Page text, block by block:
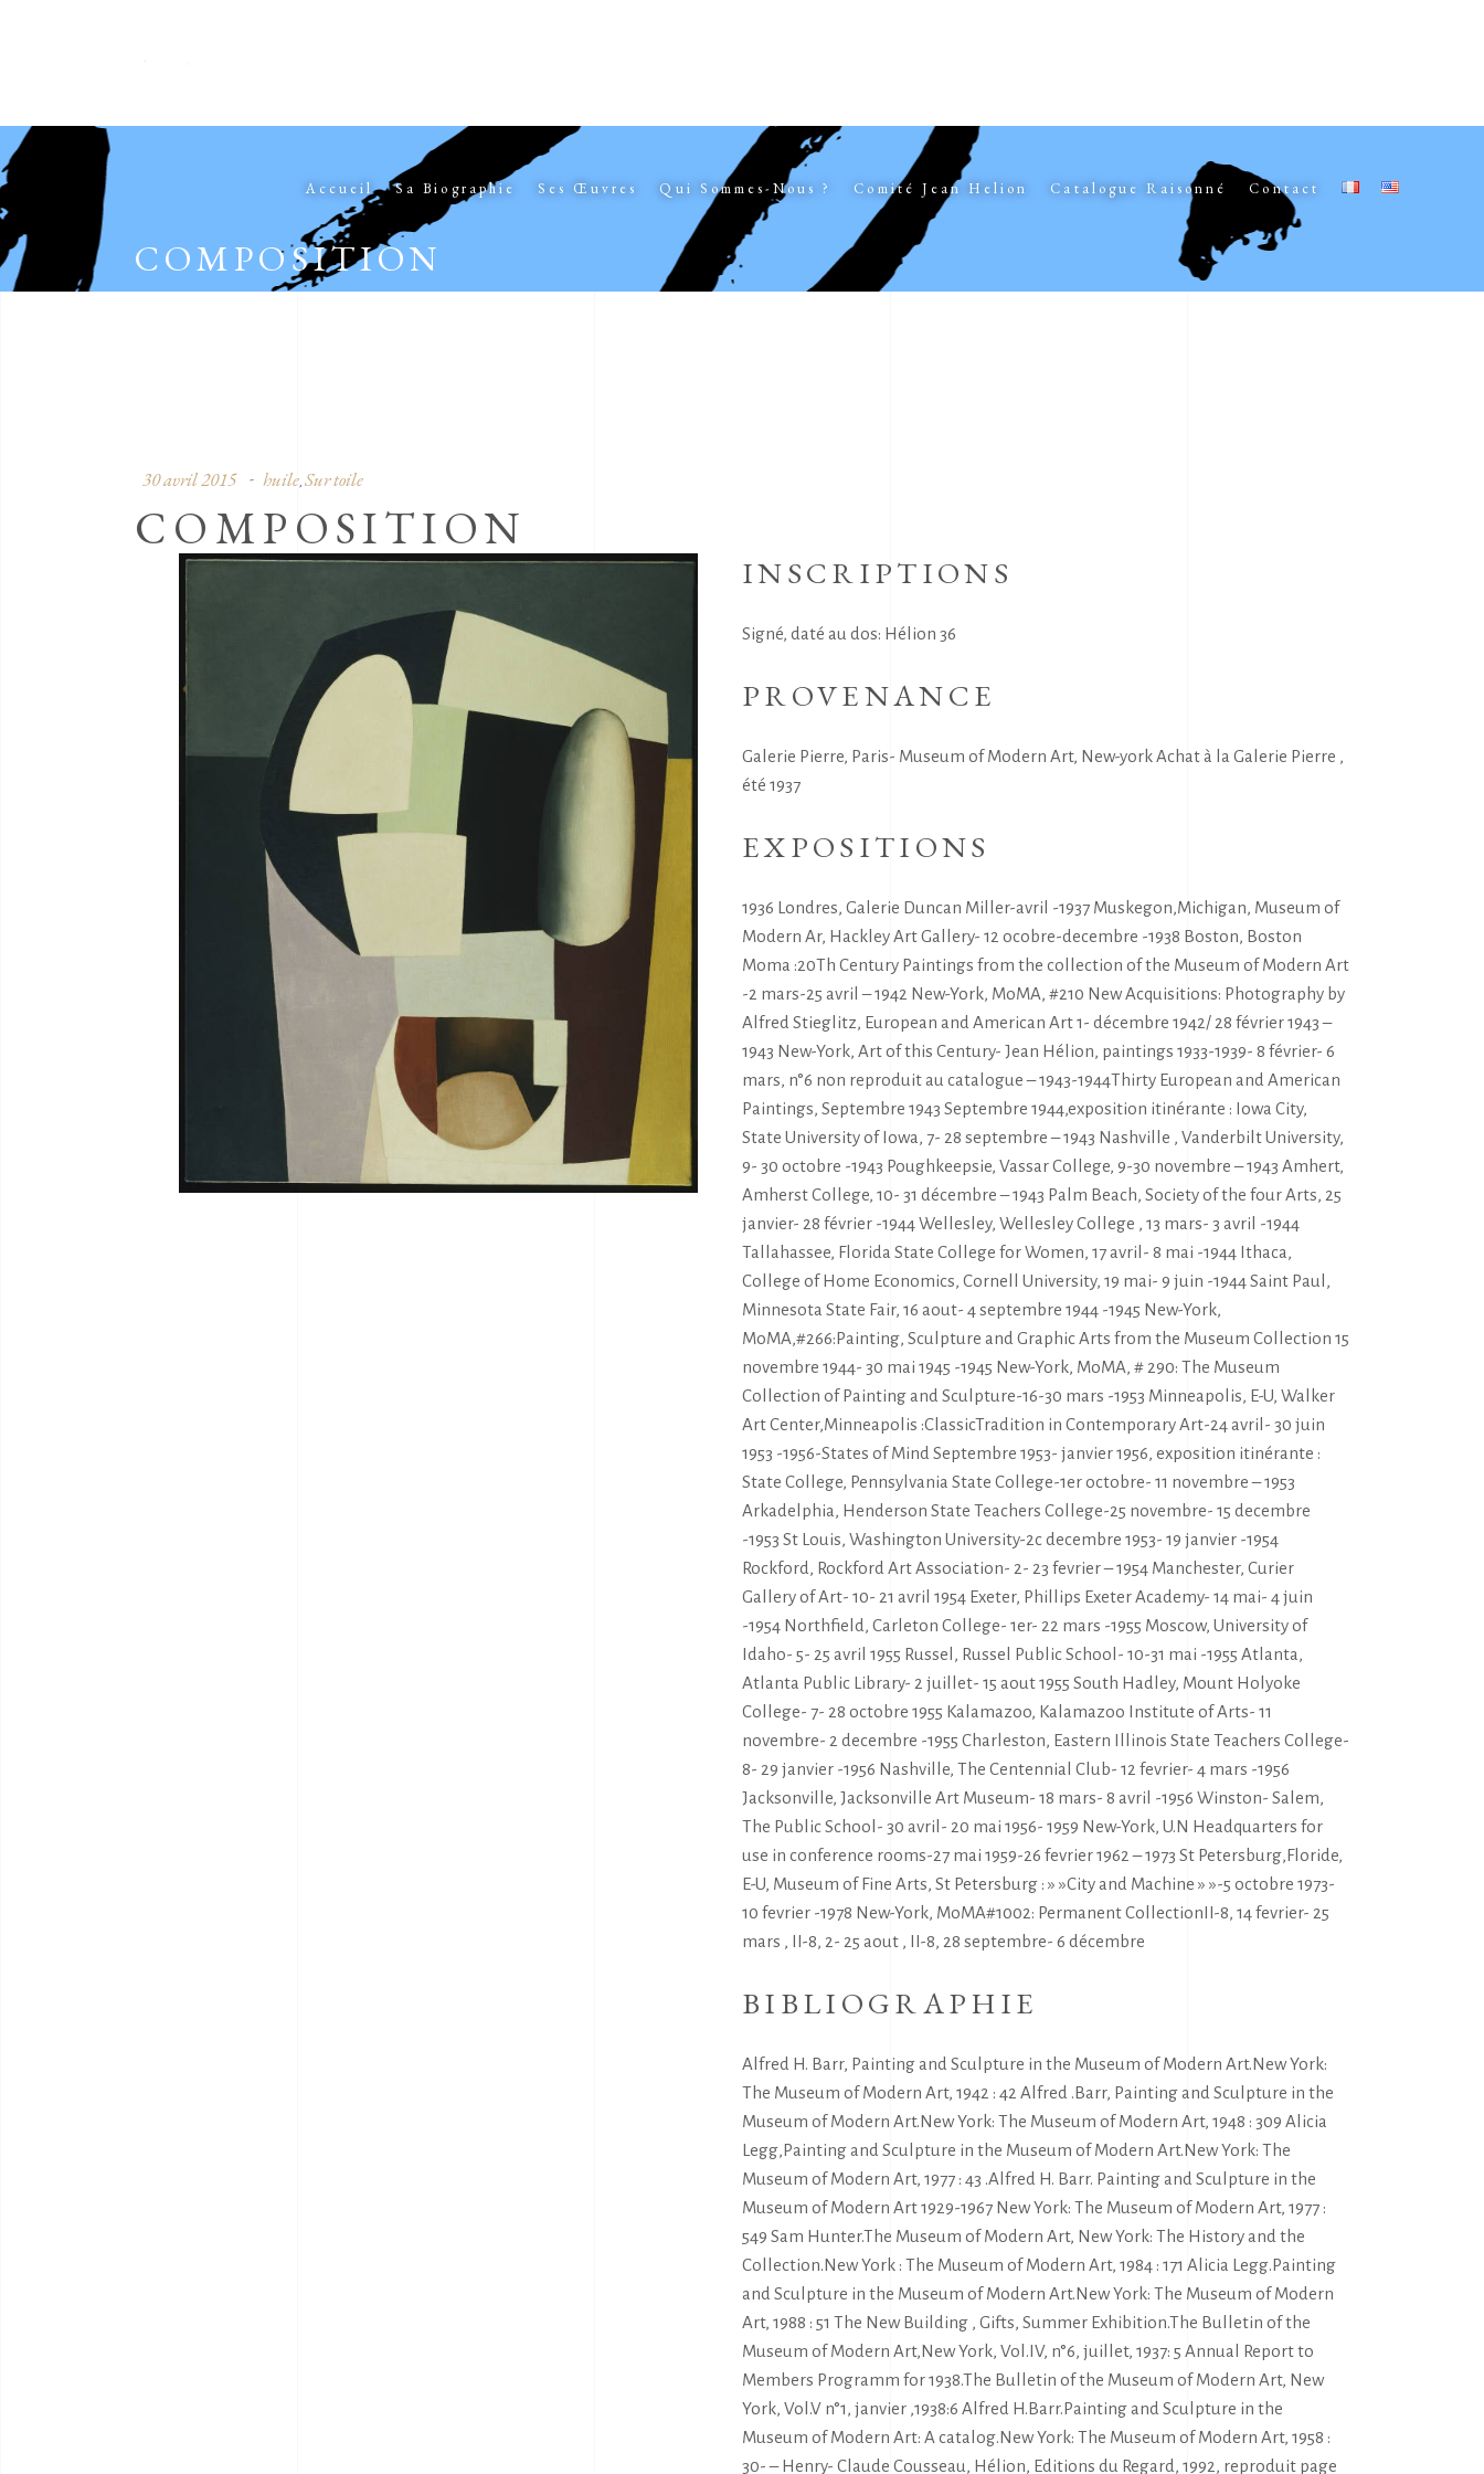
Accueil Sa Biographie Ses Œuvres Qui Sommes-Nous ? Comité Jean Helion Catalogue Raisonné Contact
COMPOSITION
30 avril 2015 huile, Sur toile
COMPOSITION
INSCRIPTIONS
Signé, daté au dos: Hélion 36
PROVENANCE
Galerie Pierre, Paris- Museum of Modern Art, New-york Achat à la Galerie Pierre ,
été 1937
EXPOSITIONS
1936 Londres, Galerie Duncan Miller-avril -1937 Muskegon,Michigan, Museum of
Modern Ar, Hackley Art Gallery- 12 ocobre-decembre -1938 Boston, Boston
Moma :20Th Century Paintings from the collection of the Museum of Modern Art
-2 mars-25 avril – 1942 New-York, MoMA, #210 New Acquisitions: Photography by
Alfred Stieglitz, European and American Art 1- décembre 1942/ 28 février 1943 –
1943 New-York, Art of this Century- Jean Hélion, paintings 1933-1939- 8 février- 6
mars, n°6 non reproduit au catalogue – 1943-1944Thirty European and American
Paintings, Septembre 1943 Septembre 1944,exposition itinérante : Iowa City,
State University of Iowa, 7- 28 septembre – 1943 Nashville , Vanderbilt University,
9- 30 octobre -1943 Poughkeepsie, Vassar College, 9-30 novembre – 1943 Amhert,
Amherst College, 10- 31 décembre – 1943 Palm Beach, Society of the four Arts, 25
janvier- 28 février -1944 Wellesley, Wellesley College , 13 mars- 3 avril -1944
Tallahassee, Florida State College for Women, 17 avril- 8 mai -1944 Ithaca,
College of Home Economics, Cornell University, 19 mai- 9 juin -1944 Saint Paul,
Minnesota State Fair, 16 aout- 4 septembre 1944 -1945 New-York,
MoMA,#266:Painting, Sculpture and Graphic Arts from the Museum Collection 15
novembre 1944- 30 mai 1945 -1945 New-York, MoMA, # 290: The Museum
Collection of Painting and Sculpture-16-30 mars -1953 Minneapolis, E-U, Walker
Art Center,Minneapolis :ClassicTradition in Contemporary Art-24 avril- 30 juin
1953 -1956-States of Mind Septembre 1953- janvier 1956, exposition itinérante :
State College, Pennsylvania State College-1er octobre- 11 novembre – 1953
Arkadelphia, Henderson State Teachers College-25 novembre- 15 decembre
-1953 St Louis, Washington University-2c decembre 1953- 19 janvier -1954
Rockford, Rockford Art Association- 2- 23 fevrier – 1954 Manchester, Curier
Gallery of Art- 10- 21 avril 1954 Exeter, Phillips Exeter Academy- 14 mai- 4 juin
-1954 Northfield, Carleton College- 1er- 22 mars -1955 Moscow, University of
Idaho- 5- 25 avril 1955 Russel, Russel Public School- 10-31 mai -1955 Atlanta,
Atlanta Public Library- 2 juillet- 15 aout 1955 South Hadley, Mount Holyoke
College- 7- 28 octobre 1955 Kalamazoo, Kalamazoo Institute of Arts- 11
novembre- 2 decembre -1955 Charleston, Eastern Illinois State Teachers College-
8- 29 janvier -1956 Nashville, The Centennial Club- 12 fevrier- 4 mars -1956
Jacksonville, Jacksonville Art Museum- 18 mars- 8 avril -1956 Winston- Salem,
The Public School- 30 avril- 20 mai 1956- 1959 New-York, U.N Headquarters for
use in conference rooms-27 mai 1959-26 fevrier 1962 – 1973 St Petersburg,Floride,
E-U, Museum of Fine Arts, St Petersburg : » »City and Machine » »-5 octobre 1973-
10 fevrier -1978 New-York, MoMA#1002: Permanent CollectionII-8, 14 fevrier- 25
mars , II-8, 2- 25 aout , II-8, 28 septembre- 6 décembre
BIBLIOGRAPHIE
Alfred H. Barr, Painting and Sculpture in the Museum of Modern Art.New York:
The Museum of Modern Art, 1942 : 42 Alfred .Barr, Painting and Sculpture in the
Museum of Modern Art.New York: The Museum of Modern Art, 1948 : 309 Alicia
Legg,Painting and Sculpture in the Museum of Modern Art.New York: The
Museum of Modern Art, 1977 : 43 .Alfred H. Barr. Painting and Sculpture in the
Museum of Modern Art 1929-1967 New York: The Museum of Modern Art, 1977 :
549 Sam Hunter.The Museum of Modern Art, New York: The History and the
Collection.New York : The Museum of Modern Art, 1984 : 171 Alicia Legg.Painting
and Sculpture in the Museum of Modern Art.New York: The Museum of Modern
Art, 1988 : 51 The New Building , Gifts, Summer Exhibition.The Bulletin of the
Museum of Modern Art,New York, Vol.IV, n°6, juillet, 1937: 5 Annual Report to
Members Programm for 1938.The Bulletin of the Museum of Modern Art, New
York, Vol.V n°1, janvier ,1938:6 Alfred H.Barr.Painting and Sculpture in the
Museum of Modern Art: A catalog.New York: The Museum of Modern Art, 1958 :
30- – Henry- Claude Cousseau, Hélion, Editions du Regard, 1992, reproduit page